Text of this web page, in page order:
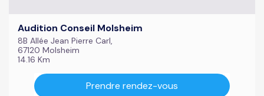
Audition Conseil Molsheim
8B Allée Jean Pierre Carl,
67120 Molsheim
14.16 Km
Prendre rendez-vous